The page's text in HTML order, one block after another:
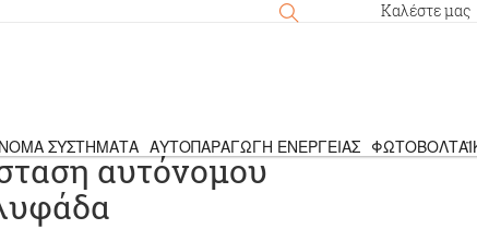
Καλέστε μας
ΣΥΣΤΉΜΑΤΑ ΑΥΤΟΠΑΡΑΓΩΓΉ ΕΝΈΡΓΕΙΑΣ
αυτόνομου